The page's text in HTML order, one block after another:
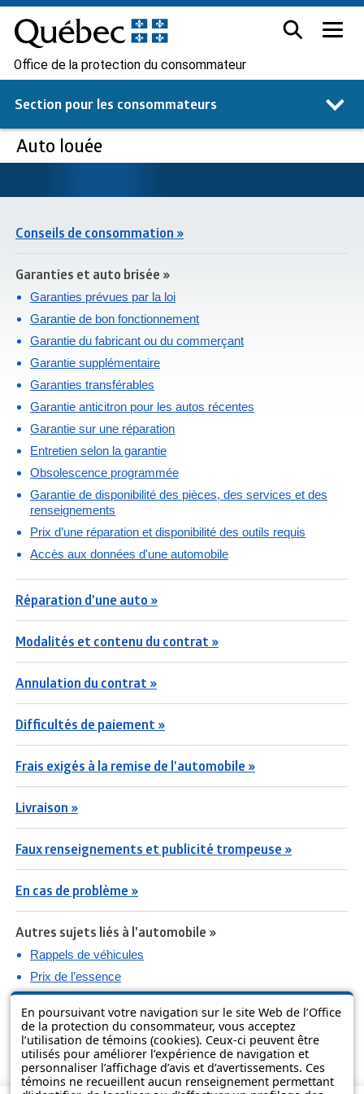
En poursuivant votre navigation sur le site Web de l’Office
de la protection du consommateur, vous acceptez
l’utilisation de témoins (cookies). Ceux-ci peuvent être
utilisés pour améliorer l’expérience de navigation et
personnaliser l’affichage d’avis et d’avertissements. Ces
témoins ne recueillent aucun renseignement permettant
Office de la protection du consommateur
Section pour les consommateurs
Auto louée
Conseils de consommation »
Garanties et auto brisée »
Garanties prévues par la loi
Garantie de bon fonctionnement
Garantie du fabricant ou du commerçant
Garantie supplémentaire
Garanties transférables
Garantie anticitron pour les autos récentes
Garantie sur une réparation
Entretien selon la garantie
Obsolescence programmée
Garantie de disponibilité des pièces, des services et des
renseignements
Prix d’une réparation et disponibilité des outils requis
Accès aux données d'une automobile
Réparation d'une auto »
Modalités et contenu du contrat »
Annulation du contrat »
Difficultés de paiement »
Frais exigés à la remise de l'automobile »
Livraison »
Faux renseignements et publicité trompeuse »
En cas de problème »
Autres sujets liés à l’automobile »
Rappels de véhicules
Prix de l’essence
Pneus d’hiver
Assurance responsabilité